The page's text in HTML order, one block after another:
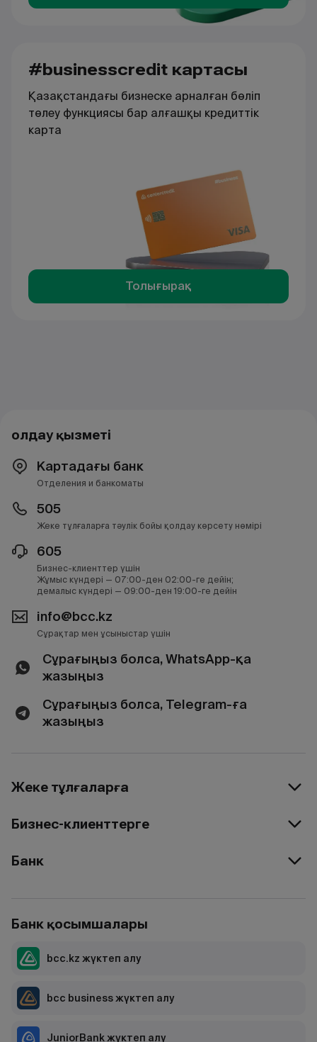
#businesscredit картасы
Қазақстандағы бизнеске арналған бөліп
төлеу функциясы бар алғашқы кредиттік
карта
Толығырақ
Қолдау қызметі
Картадағы банк
Отделения и банкоматы
505
Жеке тұлғаларға тәулік бойы қолдау көрсету нөмірі
605
Бизнес-клиенттер үшін
Жұмыс күндері — 07:00-ден 02:00-ге дейін;
демалыс күндері — 09:00-ден 19:00-ге дейін
info@bcc.kz
Сұрақтар мен ұсыныстар үшін
Сұрағыңыз болса, WhatsApp-қа
жазыңыз
Сұрағыңыз болса, Telegram-ға
жазыңыз
Жеке тұлғаларға
Бизнес-клиенттерге
Банк
Банк қосымшалары
bcc.kz жүктеп алу
bcc business жүктеп алу
JuniorBank жүктеп алу